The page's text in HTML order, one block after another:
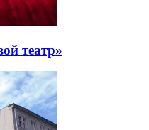
театр»